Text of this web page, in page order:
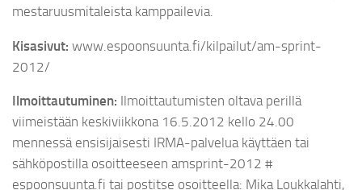
mestaruusmitaleista kamppailevia.
Kisasivut: www.espoonsuunta.fi/kilpailut/am-sprint-
2012/
Ilmoittautuminen: Ilmoittautumisten oltava perillä
viimeistään keskiviikkona 16.5.2012 kello 24.00
mennessä ensisijaisesti IRMA-palvelua käyttäen tai
sähköpostilla osoitteeseen amsprint-2012 #
espoonsuunta.fi tai postitse osoitteella: Mika Loukkalahti,